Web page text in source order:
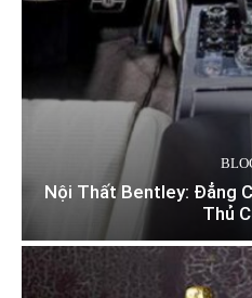
Nội Thất Bentley: Đẳng
Thủ